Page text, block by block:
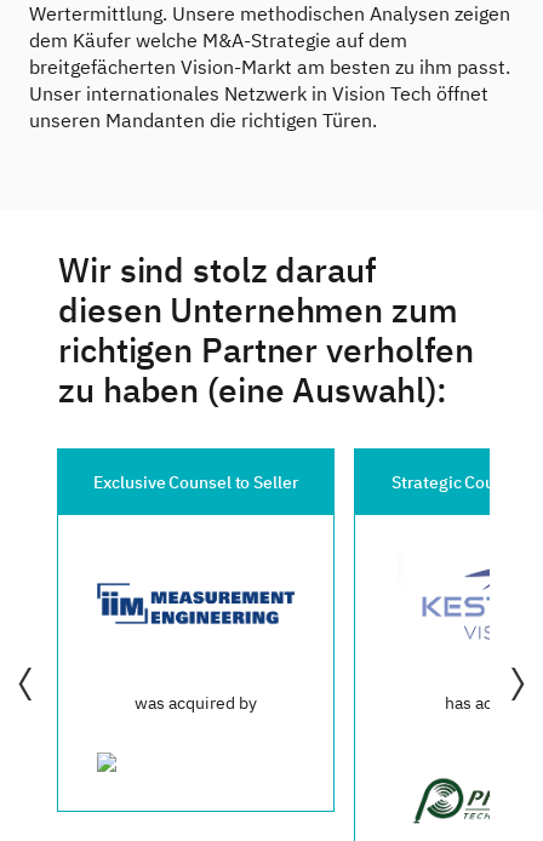
Wertermittlung. Unsere methodischen Analysen zeigen
dem Käufer welche M&A-Strategie auf dem
breitgefächerten Vision-Markt am besten zu ihm passt.
Unser internationales Netzwerk in Vision Tech öffnet
unseren Mandanten die richtigen Türen.
Wir sind stolz darauf
diesen Unternehmen zum
richtigen Partner verholfen
zu haben (eine Auswahl):
Exclusive Counsel to Seller
was acquired by
Strategic Counsel
has acquired